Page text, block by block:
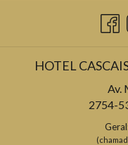
HOTEL
Av.
2754-